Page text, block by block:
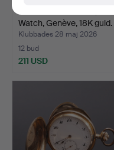
Watch, Genève, 18K guld.
Klubbades 28 maj 2026
12 bud
211 USD